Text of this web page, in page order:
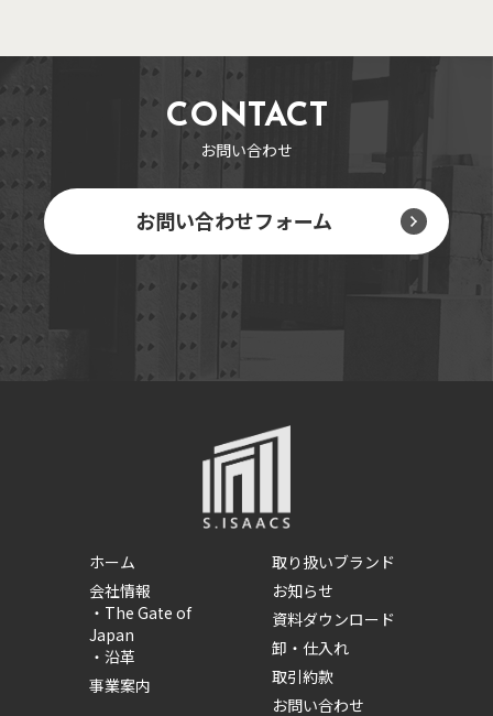
CONTACT
お問い合わせ
お問い合わせフォーム
ホーム
会社情報
・ The Gate of
Japan
・沿革
事業案内
取り扱いブランド
お知らせ
資料ダウンロード
卸・仕入れ
取引約款
お問い合わせ